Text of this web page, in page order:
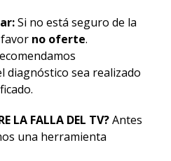
Si no está seguro de la
no oferte.
diagnóstico sea realizado
LA FALLA DEL TV?Antes
una herramienta